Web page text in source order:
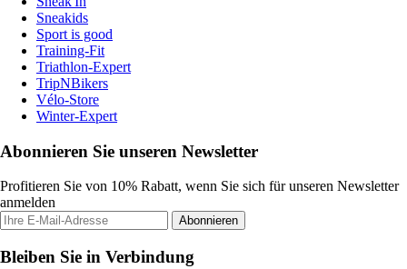
Sneakids
Sport is good
Training-Fit
Triathlon-Expert
TripNBikers
Vélo-Store
Winter-Expert
Abonnieren Sie unseren Newsletter
Profitieren Sie von 10% Rabatt, wenn Sie sich für unseren Newsletter
anmelden
Abonnieren
Bleiben Sie in Verbindung